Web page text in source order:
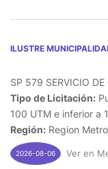
ILUSTRE
SP 579 SERVICIO
Tipo de Licitación:
100 UTM e inferior a
Región: Region
2026-08-06 Ver en